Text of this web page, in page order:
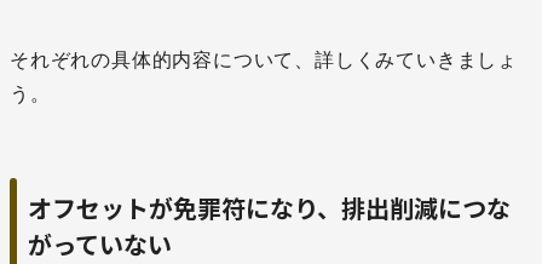
それぞれの具体的内容について、詳しくみていきましょ
う。
オフセットが免罪符になり、排出削減につな
がっていない